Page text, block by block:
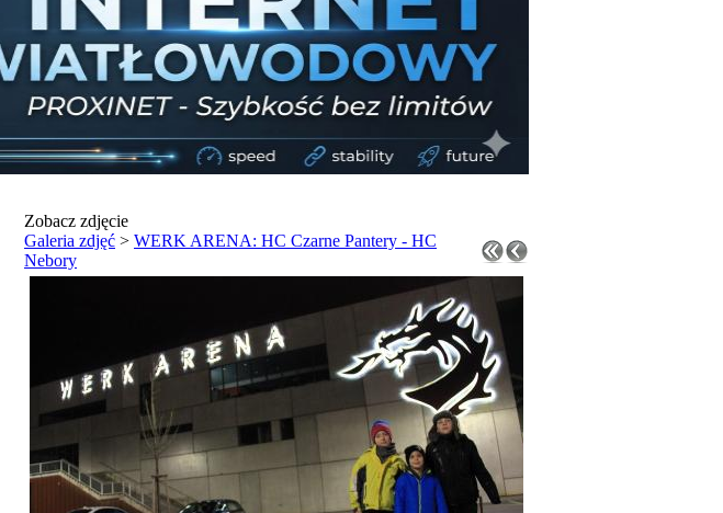
Zobacz zdjęcie
Galeria zdjęć > WERK ARENA: HC Czarne Pantery - HC
Nebory